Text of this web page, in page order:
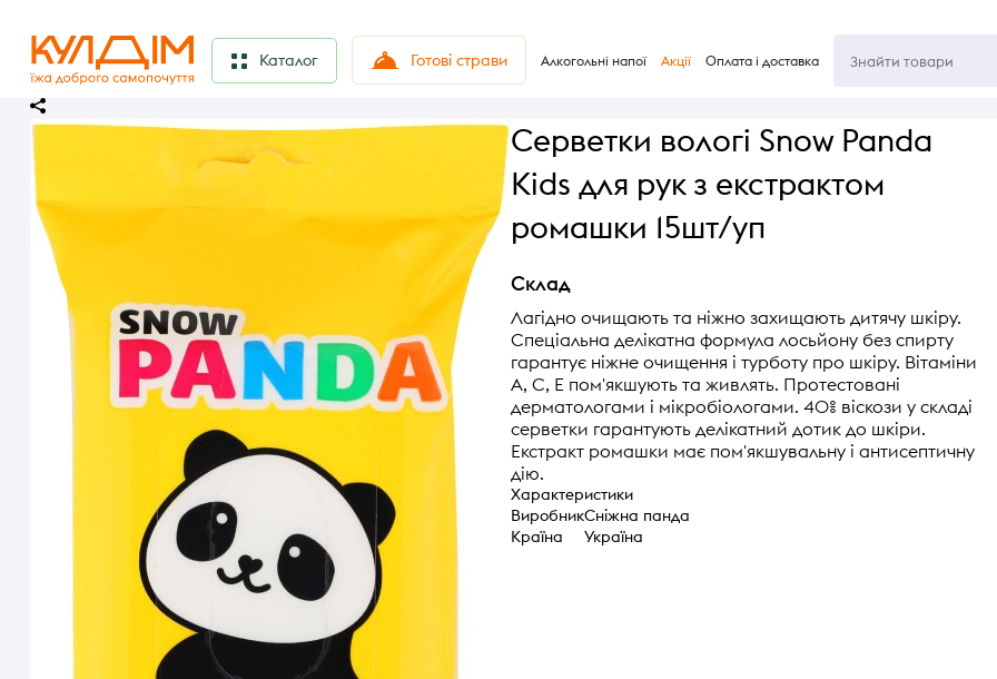
Каталог Готові страви Алкогольні напої Акції Оплата і доставка
Серветки вологі Snow Panda
Kids для рук з екстрактом
ромашки 15шт/уп
Склад
Лагідно очищають та ніжно захищають дитячу шкіру.
Спеціальна делікатна формула лосьйону без спирту
гарантує ніжне очищення і турботу про шкіру. Вітаміни
А, С, Е пом'якшують та живлять. Протестовані
дерматологами і мікробіологами. 40% віскози у складі
серветки гарантують делікатний дотик до шкіри.
Екстракт ромашки має пом'якшувальну і антисептичну
дію.
Характеристики
ВиробникСніжна панда
Країна
Україна